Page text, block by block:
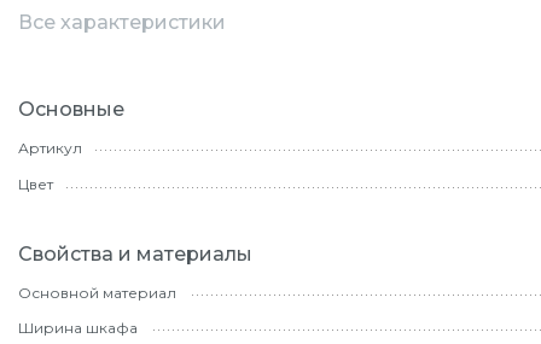
Все характеристики
Основные
Артикул
Цвет
Свойства и материалы
Основной материал
Ширина шкафа